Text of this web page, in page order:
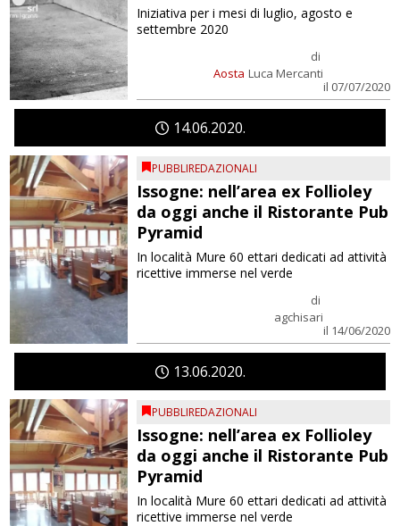
Aosta
di
Luca Mercanti
il 07/07/2020
Iniziativa per i mesi di luglio, agosto e
settembre 2020
1406 2020
PUBBLIREDAZIONALI
Issogne: nell’area ex Follioley
da oggi anche il Ristorante Pub
Pyramid
di
agchisari
il 14/06/2020
In località Mure 60 ettari dedicati ad attività
ricettive immerse nel verde
1306 2020
PUBBLIREDAZIONALI
Issogne: nell’area ex Follioley
da oggi anche il Ristorante Pub
Pyramid
In località Mure 60 ettari dedicati ad attività
ricettive immerse nel verde